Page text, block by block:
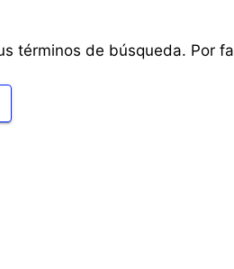
términos de búsqueda. Por